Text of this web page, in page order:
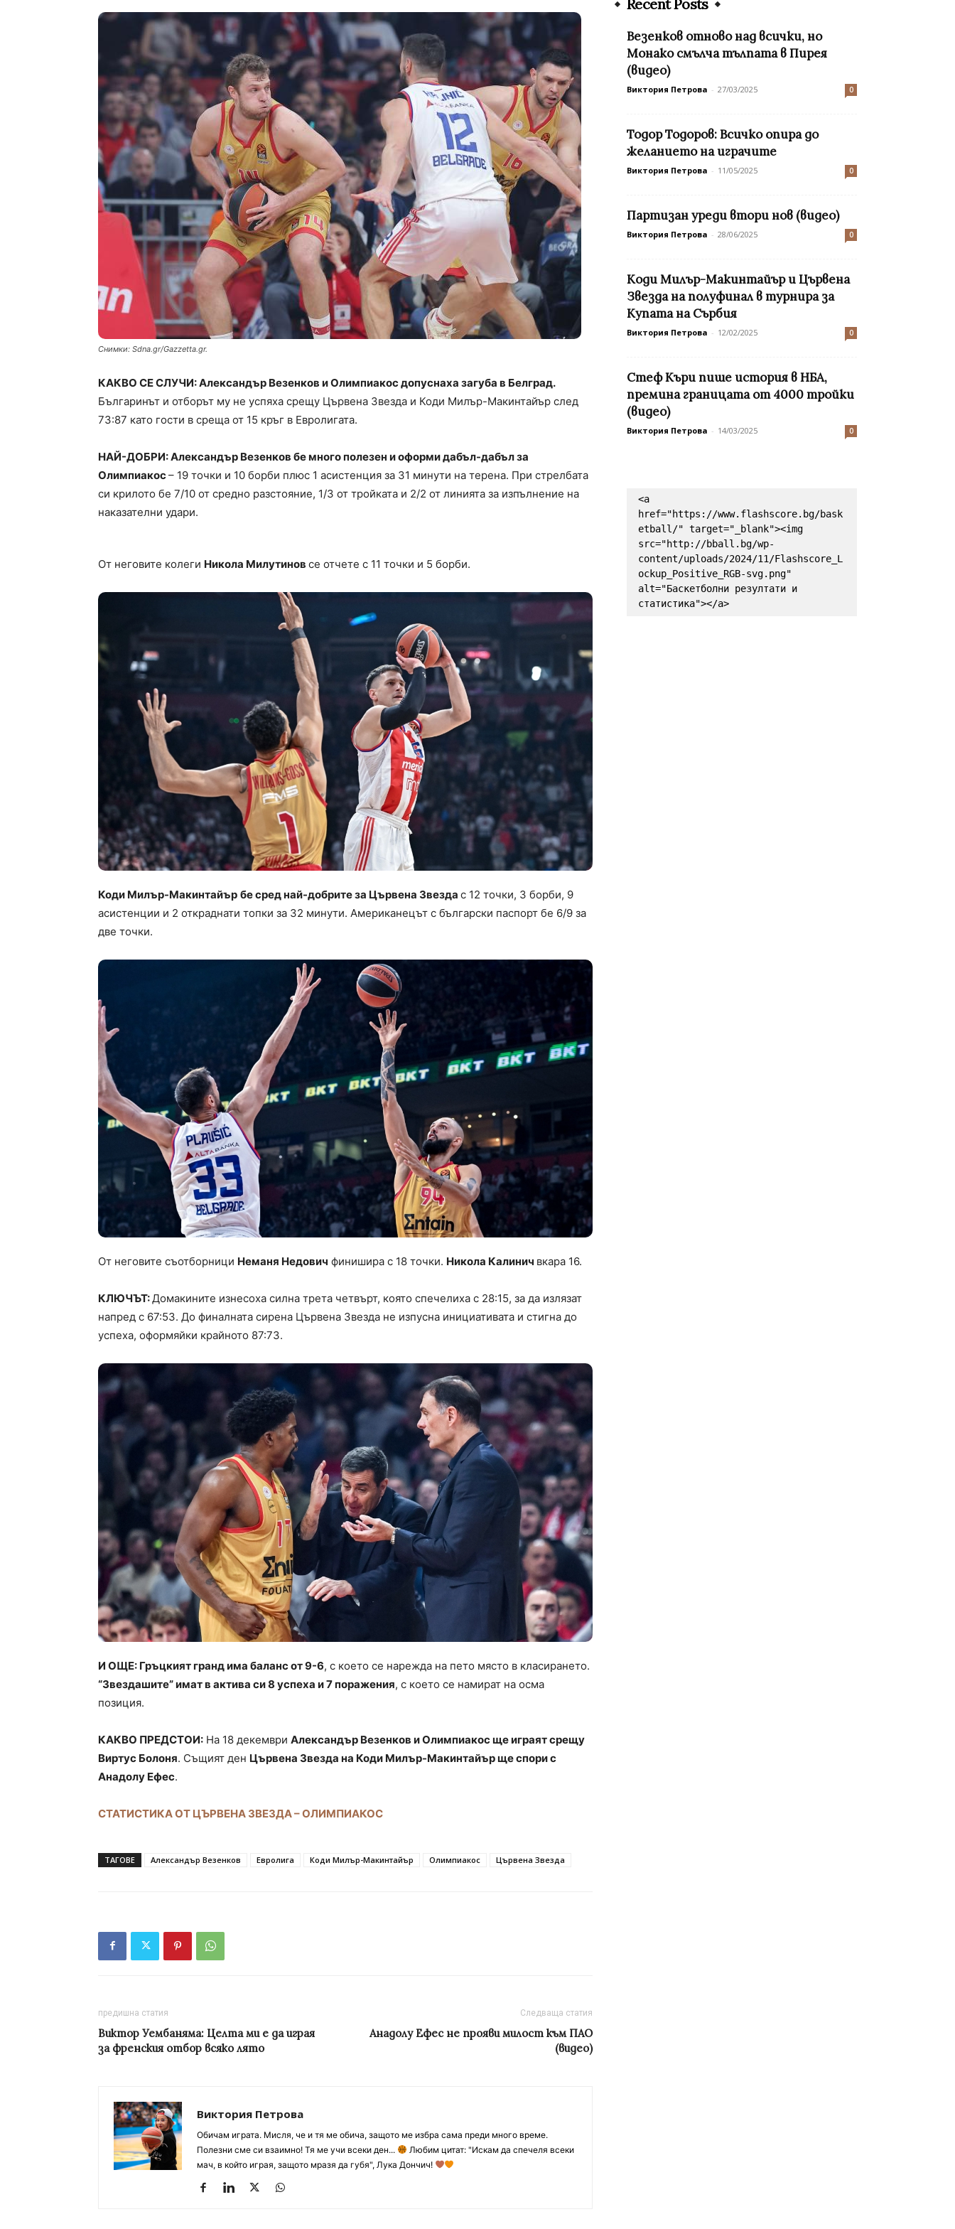
Снимки: Sdna.gr/Gazzetta.gr.
КАКВО СЕ СЛУЧИ: Александър Везенков и Олимпиакос допуснаха загуба в Белград.
Българинът и отборът му не успяха срещу Цървена Звезда и Коди Милър-Макинтайър след
73:87 като гости в среща от 15 кръг в Евролигата.
НАЙ-ДОБРИ: Александър Везенков бе много полезен и оформи дабъл-дабъл за
Олимпиакос– 19 точки и 10 борби плюс 1 асистенция за 31 минути на терена. При стрелбата
си крилото бе 7/10 от средно разстояние, 1/3 от тройката и 2/2 от линията за изпълнение на
наказателни удари.
От неговите колеги Никола Милутинов се отчете с 11 точки и 5 борби.
Коди Милър-Макинтайър бе сред най-добрите за Цървена Звезда с 12 точки, 3 борби, 9
асистенции и 2 откраднати топки за 32 минути. Американецът с български паспорт бе 6/9 за
две точки.
От неговите съотборници Неманя Недович финишира с 18 точки. Никола Калинич вкара 16.
КЛЮЧЪТ:Домакините изнесоха силна трета четвърт, която спечелиха с 28:15, за да излязат
напред с 67:53. До финалната сирена Цървена Звезда не изпусна инициативата и стигна до
успеха, оформяйки крайното 87:73.
И ОЩЕ: Гръцкият гранд има баланс от 9-6, с което се нарежда на пето място в класирането.
“Звездашите” имат в актива си 8 успеха и 7 поражения, с което се намират на осма
позиция.
КАКВО ПРЕДСТОИ: На 18 декември Александър Везенков и Олимпиакос ще играят срещу
Виртус Болоня. Същият ден Цървена Звезда на Коди Милър-Макинтайър ще спори с
Анадолу Ефес.
СТАТИСТИКА ОТ ЦЪРВЕНА ЗВЕЗДА – ОЛИМПИАКОС
ТАГОВЕ Александър Везенков Евролига Коди Милър-Макинтайър Олимпиакос Цървена Звезда
предишна статия
Виктор Уембаняма: Целта ми е да играя
за френския отбор всяко лято
Следваща статия
Анадолу Ефес не прояви милост към ПАО
(видео)
Виктория Петрова
Обичам играта. Мисля, че и тя ме обича, защото ме избра сама преди много време.
Полезни сме си взаимно! Тя ме учи всеки ден...
Любим цитат: "Искам да спечеля всеки
мач, в който играя, защото мразя да губя", Лука Дончич!
Recent Posts
Везенков отново над всички, но
Монако смълча тълпата в Пирея
(видео)
Виктория Петрова - 27/03/2025 0
Тодор Тодоров: Всичко опира до
желанието на играчите
Виктория Петрова - 11/05/2025 0
Партизан уреди втори нов (видео)
Виктория Петрова - 28/06/2025 0
Коди Милър-Макинтайър и Цървена
Звезда на полуфинал в турнира за
Купата на Сърбия
Виктория Петрова - 12/02/2025 0
Стеф Къри пише история в НБА,
премина границата от 4000 тройки
(видео)
Виктория Петрова - 14/03/2025 0
<a
href="https://www.flashscore.bg/bask
etball/" target="_blank"><img
src="http://bball.bg/wp-
content/uploads/2024/11/Flashscore_L
ockup_Positive_RGB-svg.png"
alt="Баскетболни резултати и
статистика"></a>